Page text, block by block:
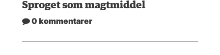
Sproget som magtmiddel
0 kommentarer